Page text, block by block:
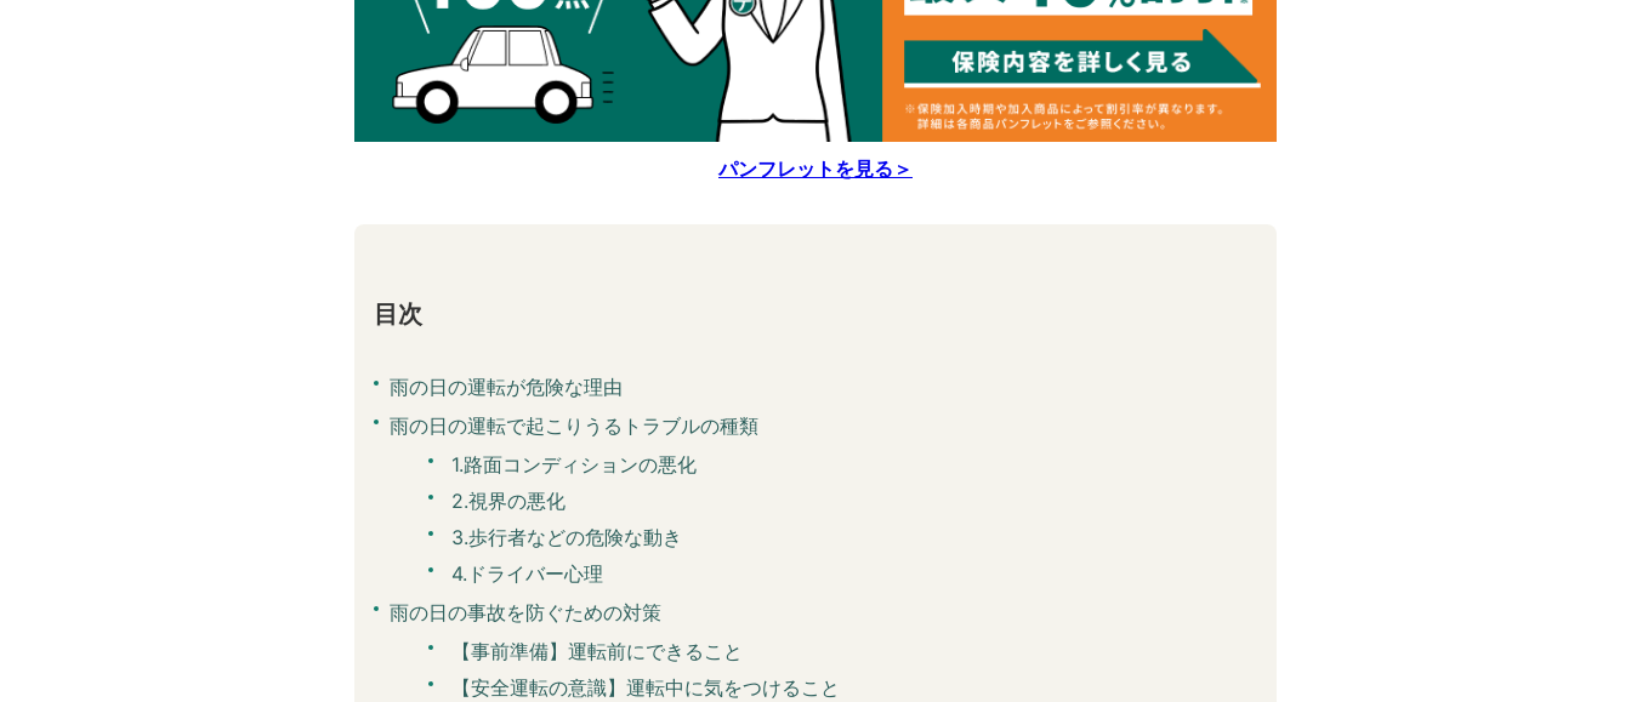
パンフレットを見る＞
目次
雨の日の運転が危険な理由
雨の日の運転で起こりうるトラブルの種類
1.路面コンディションの悪化
2.視界の悪化
3.歩行者などの危険な動き
4.ドライバー心理
雨の日の事故を防ぐための対策
【事前準備】運転前にできること
【安全運転の意識】運転中に気をつけること